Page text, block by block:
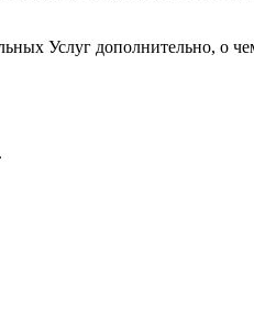
Услуг дополнительно, о